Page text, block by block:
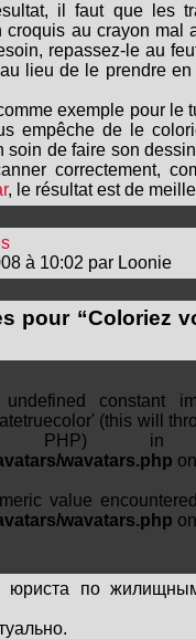
il faut que les
croquis au crayon mal
repassez-le au
lieu de le prendre
exemple pour le
empêche de le
soin de faire son
correctement,
, le résultat est de
à 10:02 par Loonie
pour “Coloriez
constant
(this will
of PHP)
wavatars.php
value
wavatars.php
юриста по